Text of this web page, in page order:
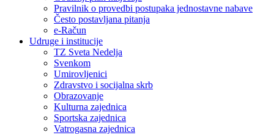
Pravilnik o provedbi postupaka jednostavne nabave
Često postavljana pitanja
e-Račun
Udruge i institucije
TZ Sveta Nedelja
Svenkom
Umirovljenici
Zdravstvo i socijalna skrb
Obrazovanje
Kulturna zajednica
Sportska zajednica
Vatrogasna zajednica